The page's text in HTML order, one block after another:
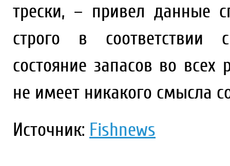
трески, – привел данные
строго в соответствии
состояние запасов во всех
не имеет никакого смысла
Источник: Fishnews